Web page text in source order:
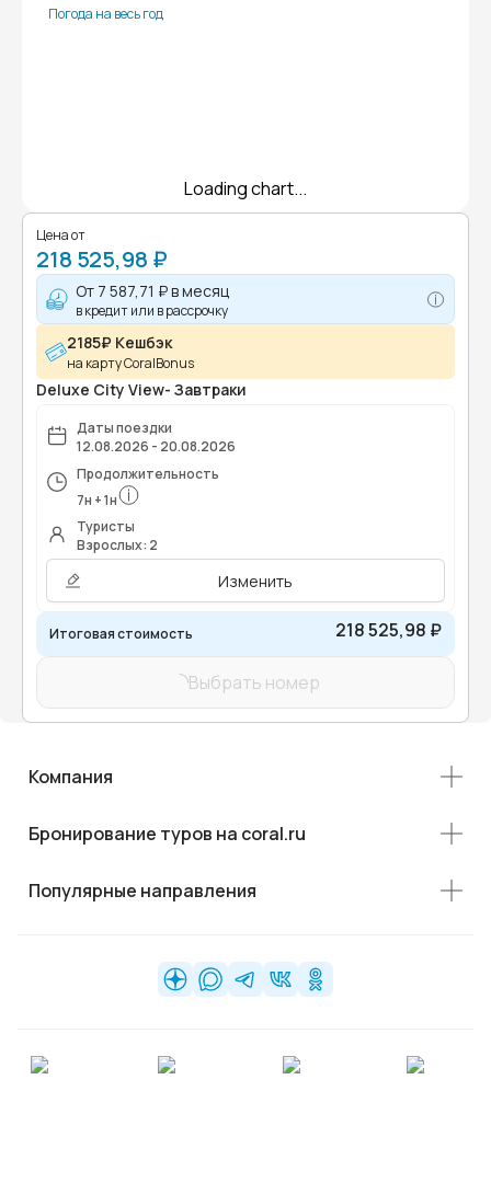
Погода на весь год
Loading chart...
Цена от
218 525,98 ₽
От 7 587,71 ₽в месяц
в кредит или в рассрочку
2185₽ Кешбэк
на карту CoralBonus
Deluxe City View- Завтраки
Даты поездки
12.08.2026 - 20.08.2026
Продолжительность
7н +1н
Туристы
Взрослых: 2
Изменить
Итоговая стоимость 218 525,98 ₽
Выбрать номер
Компания
Бронирование туров на coral.ru
Популярные направления